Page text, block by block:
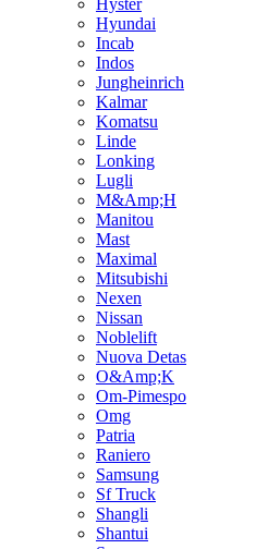
Hyster
Hyundai
Incab
Indos
Jungheinrich
Kalmar
Komatsu
Linde
Lonking
Lugli
M&Amp;H
Manitou
Mast
Maximal
Mitsubishi
Nexen
Nissan
Noblelift
Nuova Detas
O&Amp;K
Om-Pimespo
Omg
Patria
Raniero
Samsung
Sf Truck
Shangli
Shantui